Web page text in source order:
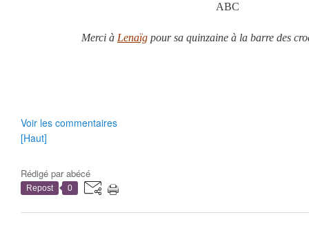
ABC
Merci à Lenaïg pour sa quinzaine à la barre des
Voir les commentaires
[Haut]
Rédigé parabécé
Repost 0